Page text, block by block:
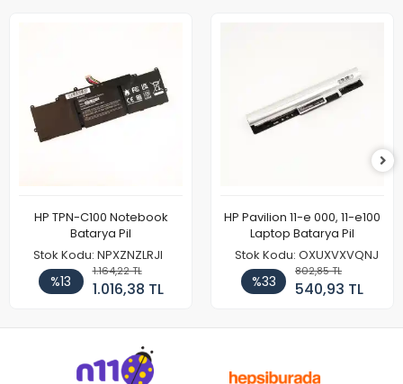
HP TPN-C100 Notebook
Batarya Pil
Stok Kodu: NPXZNZLRJI
%13
1.164,22 TL
1.016,38 TL
HP Pavilion 11-e 000, 11-e100
Laptop Batarya Pil
Stok Kodu: OXUXVXVQNJ
%33
802,85 TL
540,93 TL